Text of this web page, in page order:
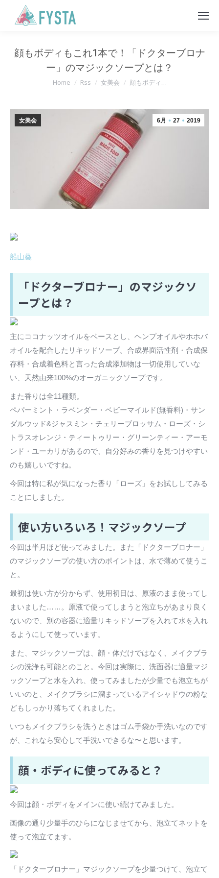
顔もボディもこれ1本で！「ドクターブロナ
ー」のマジックソープとは？
You are here:
Home Rss 女美会 顔もボディ…
6月 27 2019
女美会
船山葵
「ドクターブロナー」のマジックソ
ープとは？
主にココナッツオイルをベースとし、ヘンプオイルやホホバ
オイルを配合したリキッドソープ。合成界面活性剤・合成保
存料・合成着色料と言った合成添加物は一切使用していな
い、天然由来100%のオーガニックソープです。
また香りは全11種類。
ペパーミント・ラベンダー・ベビーマイルド(無香料)・サン
ダルウッド&ジャスミン・チェリーブロッサム・ローズ・シ
トラスオレンジ・ティートゥリー・グリーンティー・アーモ
ンド・ユーカリがあるので、自分好みの香りを見つけやすい
のも嬉しいですね。
今回は特に私が気になった香り「ローズ」をお試ししてみる
ことにしました。
使い方いろいろ！マジックソープ
今回は半月ほど使ってみました。また「ドクターブロナー」
のマジックソープの使い方のポイントは、水で薄めて使うこ
と。
最初は使い方が分からず、使用初日は、原液のまま使ってし
まいました……。原液で使ってしまうと泡立ちがあまり良く
ないので、別の容器に適量リキッドソープを入れて水を入れ
るようにして使っています。
また、マジックソープは、顔・体だけではなく、メイクブラ
シの洗浄も可能とのこと。今回は実際に、洗面器に適量マジ
ックソープと水を入れ、使ってみましたが少量でも泡立ちが
いいのと、メイクブラシに溜まっているアイシャドウの粉な
どもしっかり落ちてくれました。
いつもメイクブラシを洗うときはゴム手袋か手洗いなのです
が、これなら安心して手洗いできるな〜と思います。
顔・ボディに使ってみると？
今回は顔・ボディをメインに使い続けてみました。
画像の通り少量手のひらになじませてから、泡立てネットを
使って泡立てます。
「ドクターブロナー」マジックソープを少量つけて、泡立て